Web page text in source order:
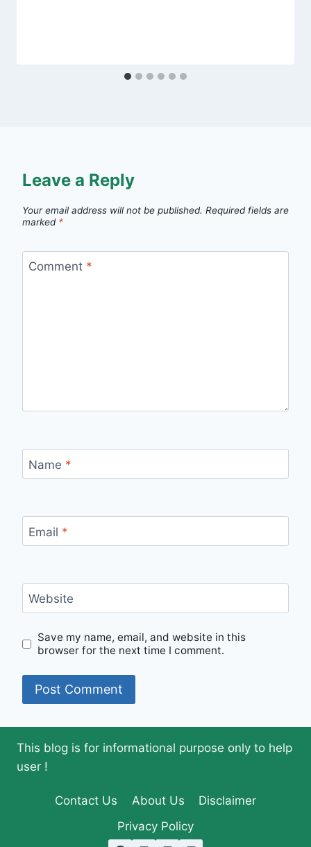
Leave a Reply
Your email address will not be published. Required fields are
marked *
Comment *
Name *
Email *
Website
Save my name, email, and website in this
browser for the next time I comment.
This blog is for informational purpose only to help
user !
Contact Us About Us
Disclaimer
Privacy Policy